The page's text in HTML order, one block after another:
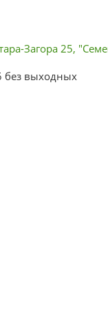
Загора 25,
без выходных